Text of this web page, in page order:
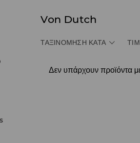
Von Dutch
ΤΑΞΙΝΌΜΗΣΗ ΚΑΤΆ
Δεν υπάρχουν προϊόντα